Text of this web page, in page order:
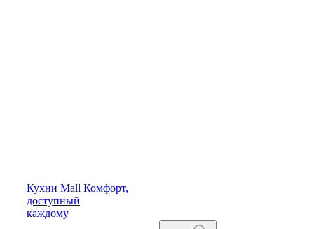
Кухни Mall Комфорт,
доступный
каждому